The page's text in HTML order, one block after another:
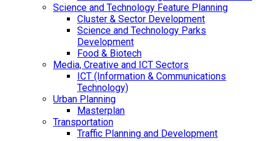
Science and Technology Feature Planning
Cluster & Sector Development
Science and Technology Parks
Development
Food & Biotech
Media, Creative and ICT Sectors
ICT (Information & Communications
Technology)
Urban Planning
Masterplan
Transportation
Traffic Planning and Development